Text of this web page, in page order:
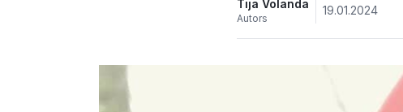
Tija Volanda
Autors
19.01.2024